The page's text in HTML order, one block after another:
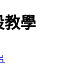
教學